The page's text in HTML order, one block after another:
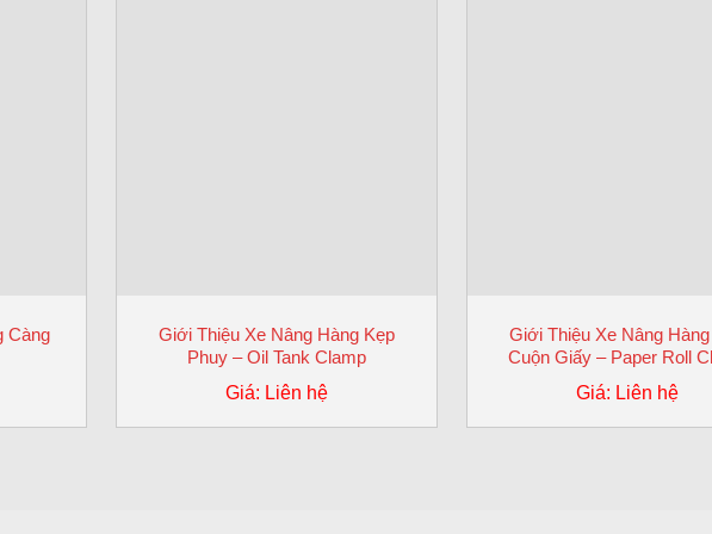
Càng
Giới Thiệu Xe Nâng Hàng Kẹp
Phuy – Oil Tank Clamp
Giá: Liên hệ
Giới Thiệu Xe Nâng
Cuộn Giấy – Paper Roll
Giá: Liên hệ